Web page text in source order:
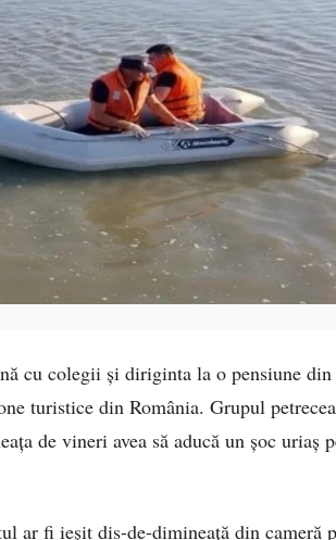
cu colegii și diriginta la o pensiune
turistice din România. Grupul
de vineri avea să aducă un șoc uriaș
fi ieșit dis-de-dimineață din cameră